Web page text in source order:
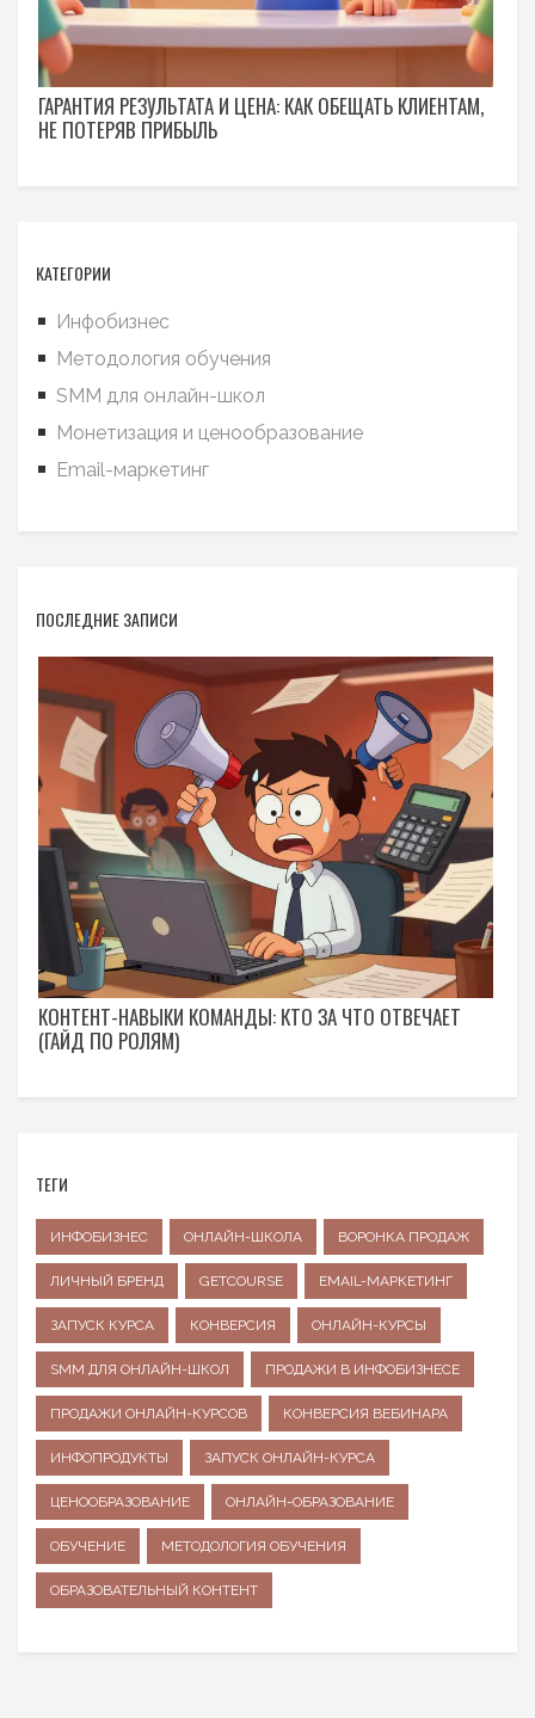
ГАРАНТИЯ РЕЗУЛЬТАТА И ЦЕНА: КАК ОБЕЩАТЬ КЛИЕНТАМ,
НЕ ПОТЕРЯВ ПРИБЫЛЬ
КАТЕГОРИИ
Инфобизнес
Методология обучения
SMM для онлайн-школ
Монетизация и ценообразование
Email-маркетинг
ПОСЛЕДНИЕ ЗАПИСИ
КОНТЕНТ-НАВЫКИ КОМАНДЫ: КТО ЗА ЧТО ОТВЕЧАЕТ
(ГАЙД ПО РОЛЯМ)
ТЕГИ
ИНФОБИЗНЕС ОНЛАЙН-ШКОЛА ВОРОНКА ПРОДАЖ
ЛИЧНЫЙ БРЕНД GETCOURSE EMAIL-МАРКЕТИНГ
ЗАПУСК КУРСА КОНВЕРСИЯ ОНЛАЙН-КУРСЫ
SMM ДЛЯ ОНЛАЙН-ШКОЛ ПРОДАЖИ В ИНФОБИЗНЕСЕ
ПРОДАЖИ ОНЛАЙН-КУРСОВ КОНВЕРСИЯ ВЕБИНАРА
ИНФОПРОДУКТЫ ЗАПУСК ОНЛАЙН-КУРСА
ЦЕНООБРАЗОВАНИЕ ОНЛАЙН-ОБРАЗОВАНИЕ
ОБУЧЕНИЕ МЕТОДОЛОГИЯ ОБУЧЕНИЯ
ОБРАЗОВАТЕЛЬНЫЙ КОНТЕНТ